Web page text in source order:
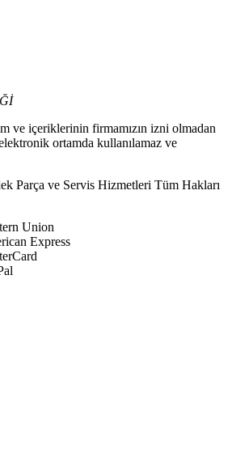
ve içeriklerinin firmamızın izni olmadan
ortamda kullanılamaz ve
Parça ve Servis Hizmetleri Tüm Hakları